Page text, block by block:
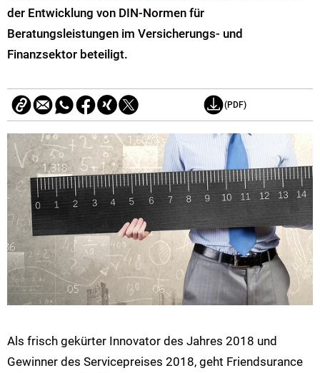
der Entwicklung von DIN-Normen für
Beratungsleistungen im Versicherungs- und
Finanzsektor beteiligt.
(PDF)
Als frisch gekürter Innovator des Jahres 2018 und
Gewinner des Servicepreises 2018, geht Friendsurance